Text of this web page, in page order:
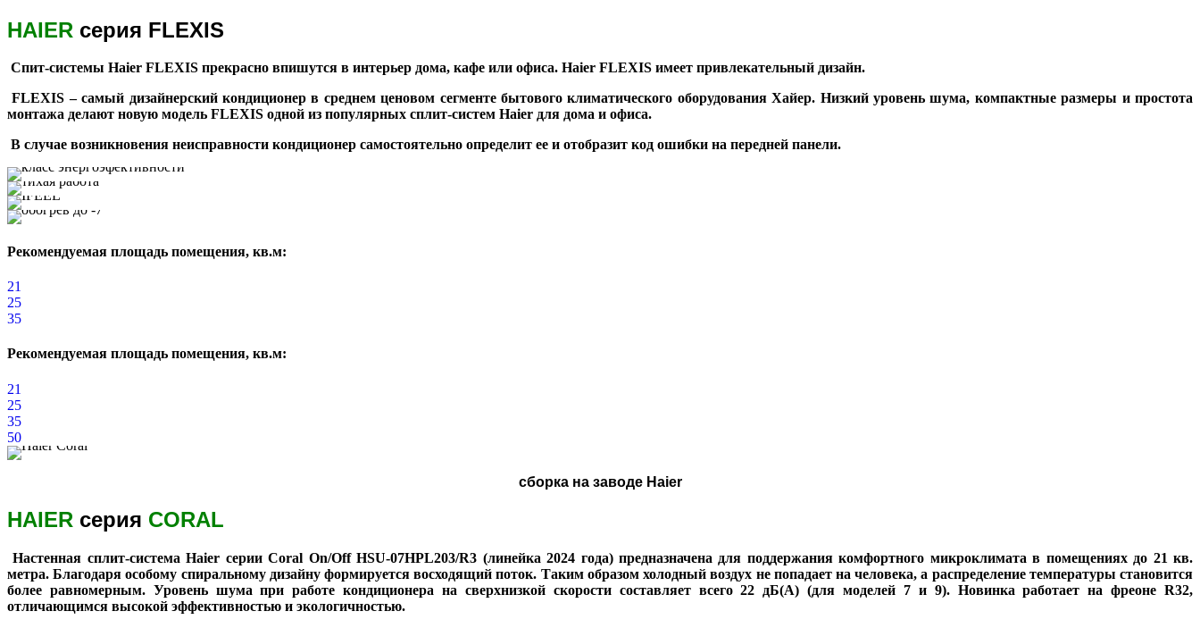
HAIER серия FLEXIS
Спит-системы Haier FLEXIS прекрасно впишутся в интерьер дома, кафе или офиса. Haier FLEXIS имеет привлекательный дизайн.
FLEXIS – самый дизайнерский кондиционер в среднем ценовом сегменте бытового климатического оборудования Хайер. Низкий уровень шума, компактные размеры и простота
монтажа делают новую модель FLEXIS одной из популярных сплит-систем Haier для дома и офиса.
В случае возникновения неисправности кондиционер самостоятельно определит ее и отобразит код ошибки на передней панели.
Рекомендуемая площадь помещения, кв.м:
21
25
35
Рекомендуемая площадь помещения, кв.м:
21
25
35
50
сборка на заводе Haier
HAIER серия CORAL
Настенная сплит-система Haier серии Coral On/Off HSU-07HPL203/R3 (линейка 2024 года) предназначена для поддержания комфортного микроклимата в помещениях до 21 кв.
метра. Благодаря особому спиральному дизайну формируется восходящий поток. Таким образом холодный воздух не попадает на человека, а распределение температуры становится
более равномерным. Уровень шума при работе кондиционера на сверхнизкой скорости составляет всего 22 дБ(А) (для моделей 7 и 9). Новинка работает на фреоне R32,
отличающимся высокой эффективностью и экологичностью.